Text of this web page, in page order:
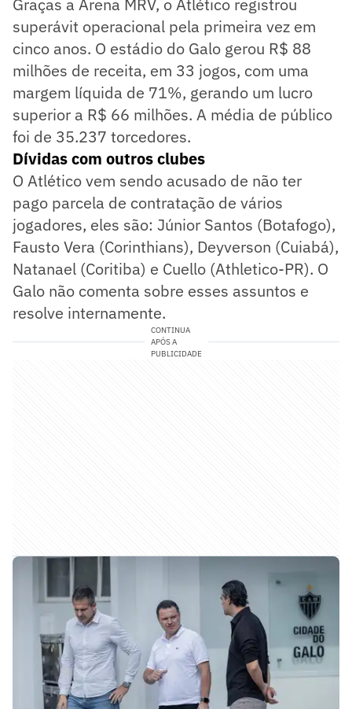
superávit operacional pela primeira vez em
cinco anos. O estádio do Galo gerou R$ 88
milhões de receita, em 33 jogos, com uma
margem líquida de 71%, gerando um lucro
superior a R$ 66 milhões. A média de público
foi de 35.237 torcedores.
Dívidas com outros clubes
O Atlético vem sendo acusado de não ter
pago parcela de contratação de vários
jogadores, eles são: Júnior Santos (Botafogo),
Fausto Vera (Corinthians), Deyverson (Cuiabá),
Natanael (Coritiba) e Cuello (Athletico-PR). O
Galo não comenta sobre esses assuntos e
resolve internamente.
CONTINUA
APÓS A
PUBLICIDADE